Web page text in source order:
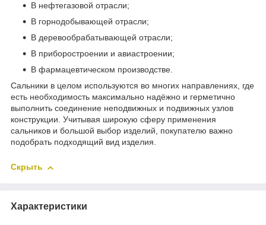
В нефтегазовой отрасли;
В горнодобывающей отрасли;
В деревообрабатывающей отрасли;
В приборостроении и авиастроении;
В фармацевтическом производстве.
Сальники в целом используются во многих направлениях, где
есть необходимость максимально надёжно и герметично
выполнить соединение неподвижных и подвижных узлов
конструкции. Учитывая широкую сферу применения
сальников и большой выбор изделий, покупателю важно
подобрать подходящий вид изделия.
Скрыть
Характеристики